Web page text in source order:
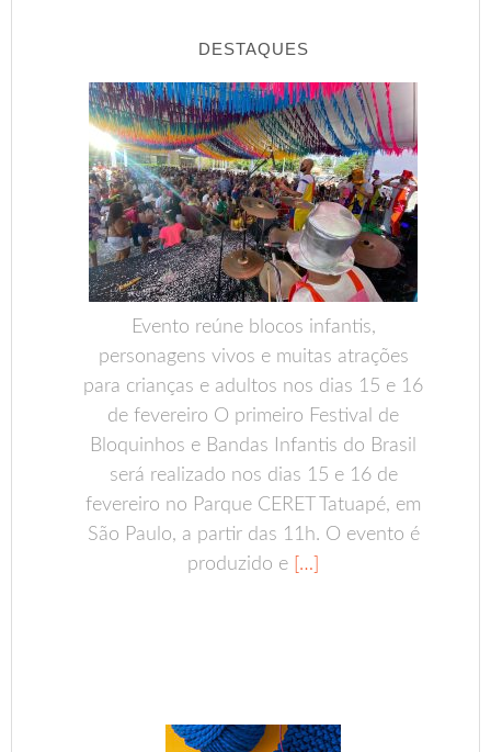
DESTAQUES
Evento reúne blocos infantis,
personagens vivos e muitas atrações
para crianças e adultos nos dias 15 e 16
de fevereiro O primeiro Festival de
Bloquinhos e Bandas Infantis do Brasil
será realizado nos dias 15 e 16 de
fevereiro no Parque CERET Tatuapé, em
São Paulo, a partir das 11h. O evento é
produzido e […]